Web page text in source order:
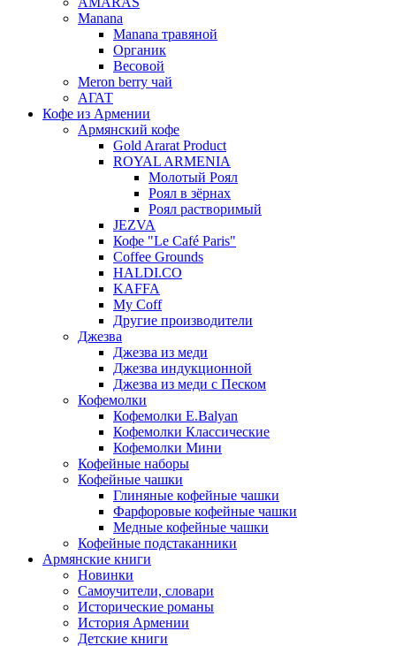
Manana
Manana травяной
Органик
Весовой
Meron berry чай
АГАТ
Кофе из Армении
Армянский кофе
Gold Ararat Product
ROYAL ARMENIA
Молотый Роял
Роял в зёрнах
Роял растворимый
JEZVA
Кофе "Le Café Paris"
Coffee Grounds
HALDI.CO
KAFFA
My Coff
Другие производители
Джезва
Джезва из меди
Джезва индукционной
Джезва из меди с Песком
Кофемолки
Кофемолки E.Balyan
Кофемолки Классические
Кофемолки Мини
Кофейные наборы
Кофейные чашки
Глиняные кофейные чашки
Фарфоровые кофейные чашки
Медные кофейные чашки
Кофейные подстаканники
Армянские книги
Новинки
Самоучители, словари
Исторические романы
История Армении
Детские книги